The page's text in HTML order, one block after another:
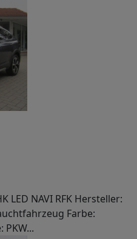
LED NAVI RFK Hersteller:
Farbe: